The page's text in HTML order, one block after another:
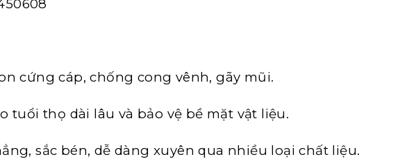
cứng cáp, chống cong vênh, gãy mũi.
tuổi thọ dài lâu và bảo vệ bề mặt vật liệu.
sắc bén, dễ dàng xuyên qua nhiều loại chất liệu.